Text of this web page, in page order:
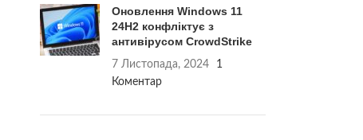
Оновлення Windows 11
24H2 конфліктує з
антивірусом CrowdStrike
7 Листопада, 2024
1
Коментар